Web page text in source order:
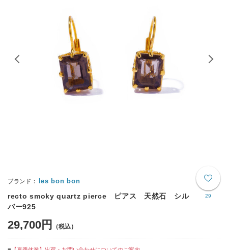
29
les bon bon
recto smoky quartz pierce ピアス 天然石 シル
バー925
29,700円